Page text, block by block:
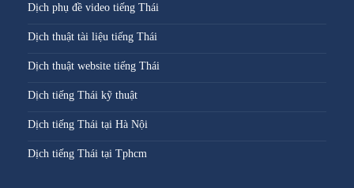
Dịch phụ đề video tiếng Thái
Dịch thuật tài liệu tiếng Thái
Dịch thuật website tiếng Thái
Dịch tiếng Thái kỹ thuật
Dịch tiếng Thái tại Hà Nội
Dịch tiếng Thái tại Tphcm